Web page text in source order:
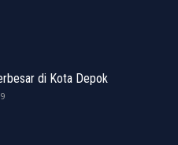
di Kota Depok